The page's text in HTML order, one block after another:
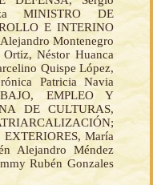
MINISTRO DE
E INTERINO
Montenegro
Néstor Huanca
Quispe López,
Patricia Navia
EMPLEO Y
DE CULTURAS,
María
Alejandro Méndez
Rubén Gonzales